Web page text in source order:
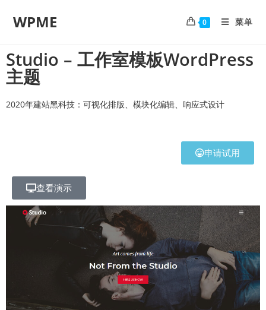
WPME 0 菜单
Studio – 工作室模板WordPress
主题
2020年建站黑科技：可视化排版、模块化编辑、响应式设计
申请试用
查看演示